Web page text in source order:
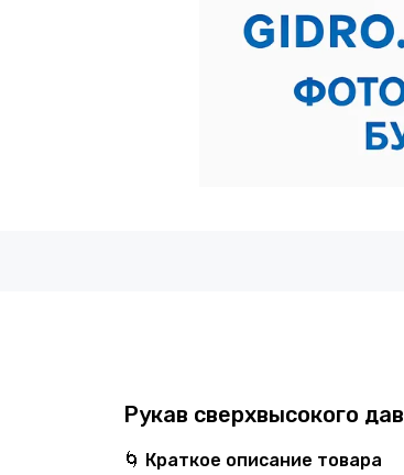
Рукав сверхвысокого
🌀 Краткое описание товара